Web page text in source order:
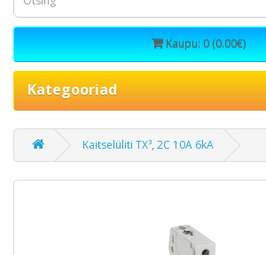
Kaupu: 0 (0.00€)
Kategooriad
Kaitselüliti TX³, 2C 10A 6kA